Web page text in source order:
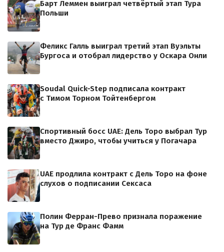
Барт Леммен выиграл четвёртый этап Тура
Польши
Феликс Галль выиграл третий этап Вуэльты
Бургоса и отобрал лидерство у Оскара Онли
Soudal Quick-Step подписала контракт
с Тимом Торном Тойтенбергом
Спортивный босс UAE: Дель Торо выбрал Тур
вместо Джиро, чтобы учиться у Погачара
UAE продлила контракт с Дель Торо на фоне
слухов о подписании Сексаса
Полин Ферран-Прево признала поражение
на Тур де Франс Фамм